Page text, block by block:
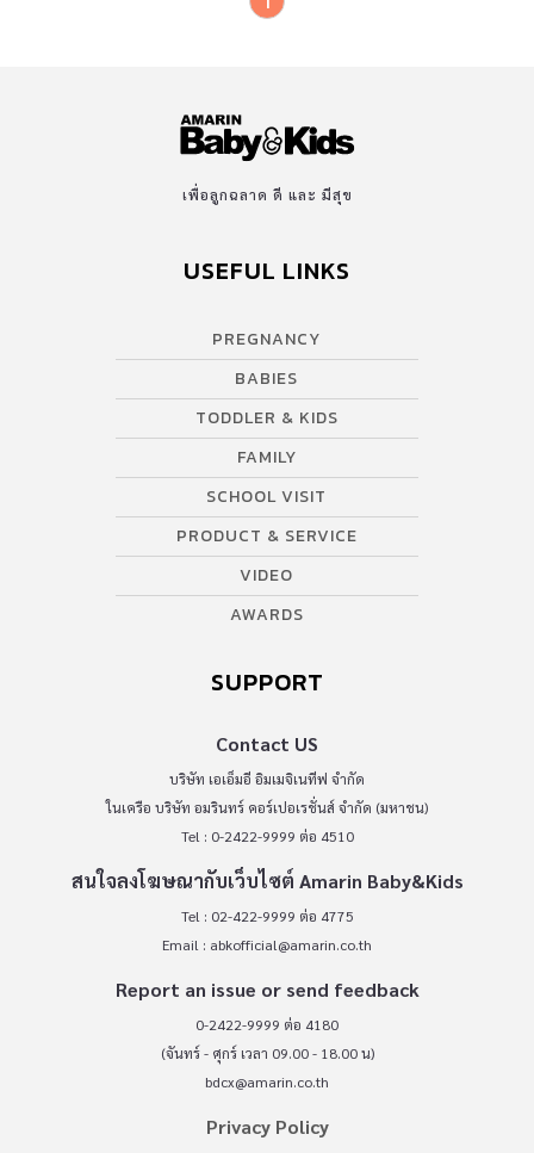
เพื่อลูกฉลาด ดี และ มีสุข
USEFUL LINKS
PREGNANCY
BABIES
TODDLER & KIDS
FAMILY
SCHOOL VISIT
PRODUCT & SERVICE
VIDEO
AWARDS
SUPPORT
Contact US
บริษัท เอเอ็มอี อิมเมจิเนทีฟ จำกัด
ในเครือ บริษัท อมรินทร์ คอร์เปอเรชั่นส์ จำกัด (มหาชน)
Tel : 0-2422-9999 ต่อ 4510
สนใจลงโฆษณากับเว็บไซต์ Amarin Baby&Kids
Tel : 02-422-9999 ต่อ 4775
Email : abkofficial@amarin.co.th
Report an issue or send feedback
0-2422-9999 ต่อ 4180
(จันทร์ - ศุกร์ เวลา 09.00 - 18.00 น)
bdcx@amarin.co.th
Privacy Policy